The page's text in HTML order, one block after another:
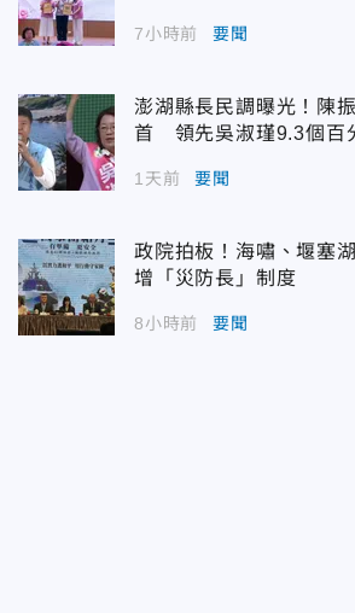
7小時前 要聞
澎湖縣長民調曝光！陳
首 領先吳淑瑾9.3個百
1天前 要聞
政院拍板！海嘯、堰塞
增「災防長」制度
8小時前 要聞